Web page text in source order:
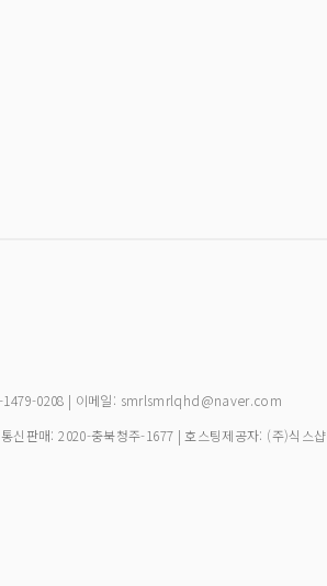
1479-0208 | 이메일: smrlsmrlqhd@naver.com
신판매:2020-충북청주-1677 | 호스팅제공자: (주)식스샵